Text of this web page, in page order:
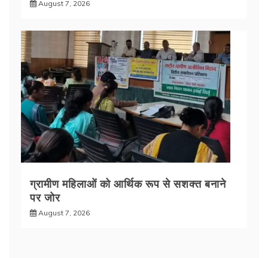
August 7, 2026
ग्रामीण महिलाओं को आर्थिक रूप से सशक्त बनाने
पर जोर
August 7, 2026